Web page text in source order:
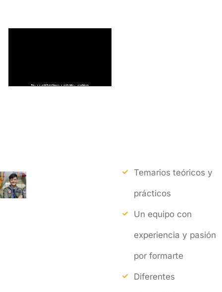
Temarios teóricos y
prácticos
Un equipo con
experiencia y pasión
por formarte
Diferentes